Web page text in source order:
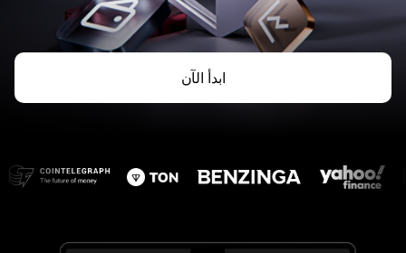
ابدأ الآن